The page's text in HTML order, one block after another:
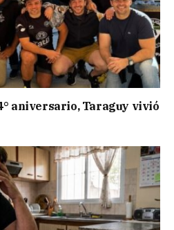
aniversario, Taraguy vivió